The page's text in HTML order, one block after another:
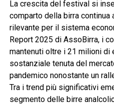
La crescita del festival si
comparto della birra continua
rilevante per il sistema
Report 2025 di AssoBirra, i
mantenuti oltre i 21 milioni di
sostanziale tenuta del
pandemico nonostante un
Tra i trend più significativi
segmento delle birre